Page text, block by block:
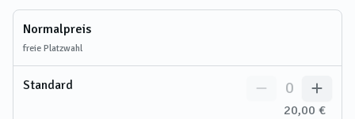
Normalpreis
freie Platzwahl
Standard
20,00 €
0